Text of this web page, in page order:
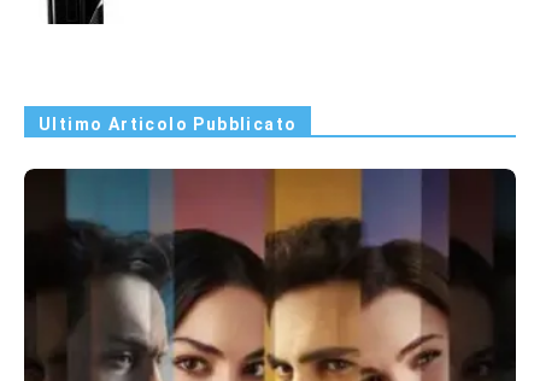
Ultimo Articolo Pubblicato